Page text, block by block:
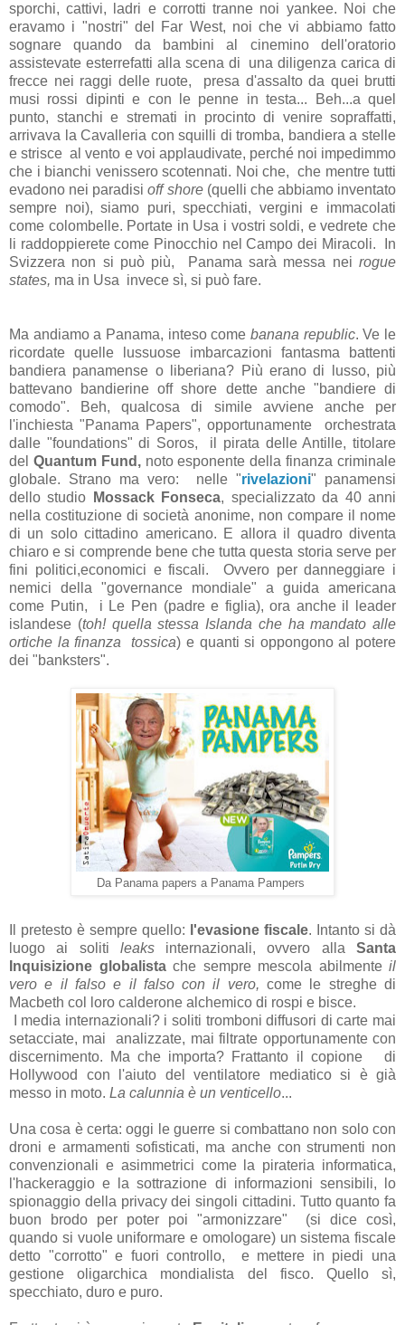
sporchi, cattivi, ladri e corrotti tranne noi yankee. Noi che
eravamo i "nostri" del Far West, noi che vi abbiamo fatto
sognare quando da bambini al cinemino dell'oratorio
assistevate esterrefatti alla scena di una diligenza carica di
frecce nei raggi delle ruote, presa d'assalto da quei brutti
musi rossi dipinti e con le penne in testa... Beh...a quel
punto, stanchi e stremati in procinto di venire sopraffatti,
arrivava la Cavalleria con squilli di tromba, bandiera a stelle
e strisce al vento e voi applaudivate, perché noi impedimmo
che i bianchi venissero scotennati. Noi che, che mentre tutti
evadono nei paradisioff shore(quelli che abbiamo inventato
sempre noi), siamo puri, specchiati, vergini e immacolati
come colombelle. Portate in Usa i vostri soldi, e vedrete che
li raddoppierete come Pinocchio nel Campo dei Miracoli. In
Svizzera non si può più, Panama sarà messa nei rogue
states, ma in Usa invece sì, si può fare.
Ma andiamo a Panama, inteso come banana republic. Ve le
ricordate quelle lussuose imbarcazioni fantasma battenti
bandiera panamense o liberiana? Più erano di lusso, più
battevano bandierine off shore dette anche "bandiere di
comodo". Beh, qualcosa di simile avviene anche per
l'inchiesta "Panama Papers", opportunamente orchestrata
dalle "foundations" di Soros, il pirata delle Antille, titolare
del Quantum Fund,noto esponente della finanza criminale
globale. Strano ma vero: nelle "rivelazioni" panamensi
dello studio Mossack Fonseca, specializzato da 40 anni
nella costituzione di società anonime, non compare il nome
di un solo cittadino americano. E allora il quadro diventa
chiaro e si comprende bene che tutta questa storia serve per
fini politici,economici e fiscali. Ovvero per danneggiare i
nemici della "governance mondiale" a guida americana
come Putin, i Le Pen (padre e figlia), ora anche il leader
islandese (toh! quella stessa Islanda che ha mandato alle
ortiche la finanza tossica) e quanti si oppongono al potere
dei "banksters".
Da Panama papers a Panama Pampers
Il pretesto è sempre quello: l'evasione fiscale. Intanto si dà
luogo ai soliti leaksinternazionali, ovvero alla Santa
Inquisizione globalista che sempre mescola abilmente il
vero e il falso e il falso con il vero,come le streghe di
Macbeth col loro calderone alchemico di rospi e bisce.
I media internazionali? i soliti tromboni diffusori di carte mai
setacciate, mai analizzate, mai filtrate opportunamente con
discernimento. Ma che importa? Frattanto il copione di
Hollywood con l'aiuto del ventilatore mediatico si è già
messo in moto. La calunnia è un venticello...
Una cosa è certa: oggi le guerre si combattano non solo con
droni e armamenti sofisticati, ma anche con strumenti non
convenzionali e asimmetrici come la pirateria informatica,
l'hackeraggio e la sottrazione di informazioni sensibili, lo
spionaggio della privacy dei singoli cittadini. Tutto quanto fa
buon brodo per poter poi "armonizzare" (si dice così,
quando si vuole uniformare e omologare) un sistema fiscale
detto "corrotto" e fuori controllo, e mettere in piedi una
gestione oligarchica mondialista del fisco. Quello sì,
specchiato, duro e puro.